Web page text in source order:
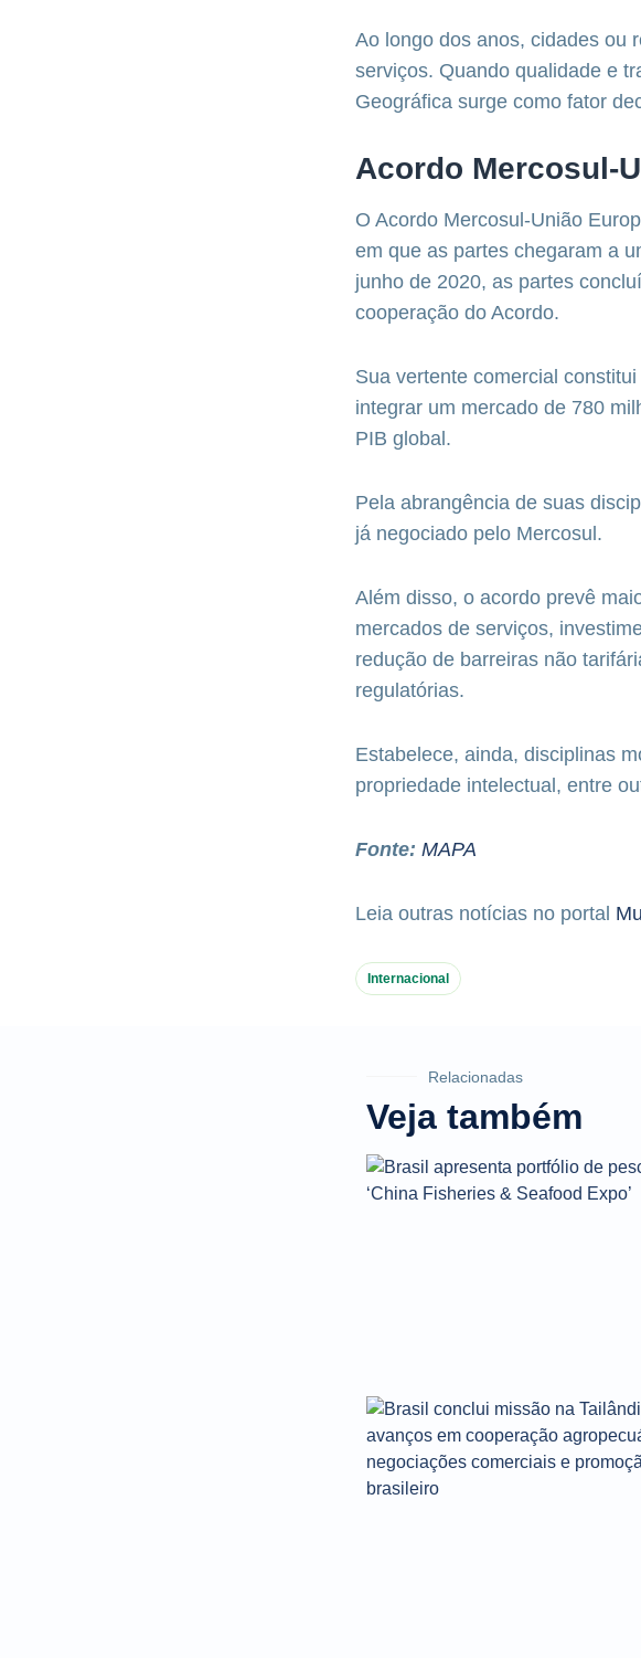
Ao longo dos anos, cidades ou
serviços. Quando qualidade e
Geográfica surge como fator
Acordo Mercosul-
O Acordo Mercosul-União
em que as partes chegaram a
junho de 2020, as partes
cooperação do Acordo.
Sua vertente comercial
integrar um mercado de 780
PIB global.
Pela abrangência de suas
já negociado pelo Mercosul.
Além disso, o acordo prevê
mercados de serviços,
redução de barreiras não
regulatórias.
Estabelece, ainda, disciplinas
propriedade intelectual, entre
Fonte: MAPA
Leia outras notícias no portal
Internacional
Relacionadas
Veja também